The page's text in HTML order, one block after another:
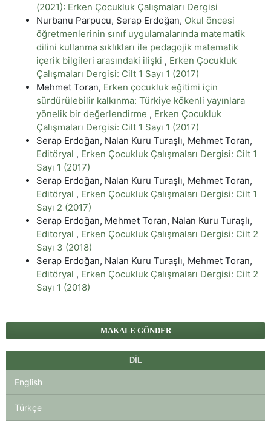
(2021): Erken Çocukluk Çalışmaları Dergisi
Nurbanu Parpucu, Serap Erdoğan, Okul öncesi
öğretmenlerinin sınıf uygulamalarında matematik
dilini kullanma sıklıkları ile pedagojik matematik
içerik bilgileri arasındaki ilişki , Erken Çocukluk
Çalışmaları Dergisi: Cilt 1 Sayı 1 (2017)
Mehmet Toran, Erken çocukluk eğitimi için
sürdürülebilir kalkınma: Türkiye kökenli yayınlara
yönelik bir değerlendirme , Erken Çocukluk
Çalışmaları Dergisi: Cilt 1 Sayı 1 (2017)
Serap Erdoğan, Nalan Kuru Turaşlı, Mehmet Toran,
Editöryal , Erken Çocukluk Çalışmaları Dergisi: Cilt 1
Sayı 1 (2017)
Serap Erdoğan, Nalan Kuru Turaşlı, Mehmet Toran,
Editöryal , Erken Çocukluk Çalışmaları Dergisi: Cilt 1
Sayı 2 (2017)
Serap Erdoğan, Mehmet Toran, Nalan Kuru Turaşlı,
Editoryal , Erken Çocukluk Çalışmaları Dergisi: Cilt 2
Sayı 3 (2018)
Serap Erdoğan, Nalan Kuru Turaşlı, Mehmet Toran,
Editöryal , Erken Çocukluk Çalışmaları Dergisi: Cilt 2
Sayı 1 (2018)
MAKALE GÖNDER
DIL
English
Türkçe